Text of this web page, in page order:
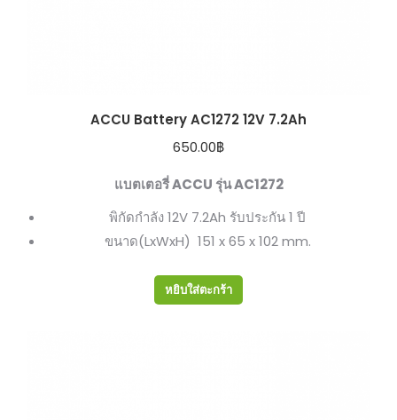
ACCU Battery AC1272 12V 7.2Ah
650.00฿
แบตเตอรี่ ACCU รุ่น AC1272
พิกัดกำลัง 12V 7.2Ah รับประกัน 1 ปี
ขนาด(LxWxH) 151 x 65 x 102 mm.
หยิบใส่ตะกร้า